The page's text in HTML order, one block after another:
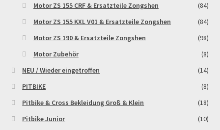
Warenkorb
Widerrufsbelehrung & -formular
Zahlungsarten
Motor ZS 155 CRF & Ersatzteile Zongshen
(84)
Motor ZS 155 KXL V01 & Ersatzteile Zongshen
(84)
Motor ZS 190 & Ersatzteile Zongshen
(98)
Motor Zubehör
(8)
NEU / Wieder eingetroffen
(14)
PITBIKE
(8)
Pitbike & Cross Bekleidung Groß & Klein
(18)
Pitbike Junior
(10)